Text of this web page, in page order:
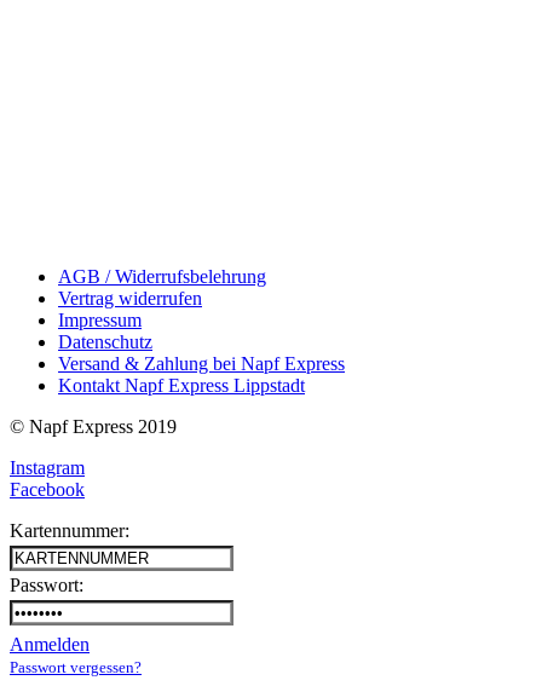
AGB / Widerrufsbelehrung
Vertrag widerrufen
Impressum
Datenschutz
Versand & Zahlung bei Napf Express
Kontakt Napf Express Lippstadt
© Napf Express 2019
Instagram
Facebook
Kartennummer:
Passwort:
Anmelden
Passwort vergessen?